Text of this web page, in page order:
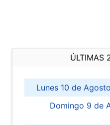
ÚLTIMAS
Lunes 10 de
Domingo 9 de